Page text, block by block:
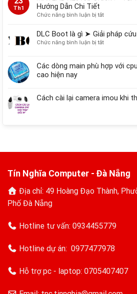
Cứng
Th1
Hướng Dẫn Chi Tiết
Chức năng bình luận bị tắtở
R2013b
Crack
và
Dàng
DLC Boot là gì ➤ Giải pháp
Chức năng bình luận bị tắtở
là
pháp
đầu
Các dòng main phù hợp với
cao hiện nay
Cách cài lại camera imou khi
Tín Nghĩa Computer - Đà Nẵng
Địa chỉ: 49 Hoàng Đạo Thành,
Phố Đà Nẵng
Hotline tư vấn: 0934455779
Hotline dự án: 0977477978
Hỗ trợ pc - laptop: 0705407407